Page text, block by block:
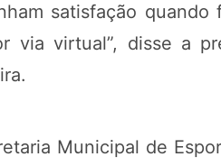
satisfação
via virtual”, disse a
Municipal de